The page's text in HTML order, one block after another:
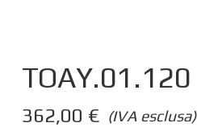
TOAY.01.120
(IVA esclusa)
362,00 €